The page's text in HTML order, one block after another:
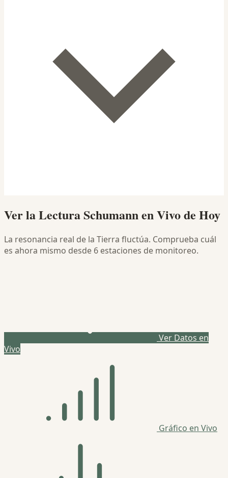
Ver la Lectura Schumann en Vivo de Hoy
La resonancia real de la Tierra fluctúa. Comprueba cuál
es ahora mismo desde 6 estaciones de monitoreo.
Ver Datos en
Vivo
Gráfico en Vivo